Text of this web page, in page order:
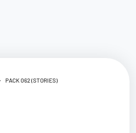
PACK 062 (STORIES)